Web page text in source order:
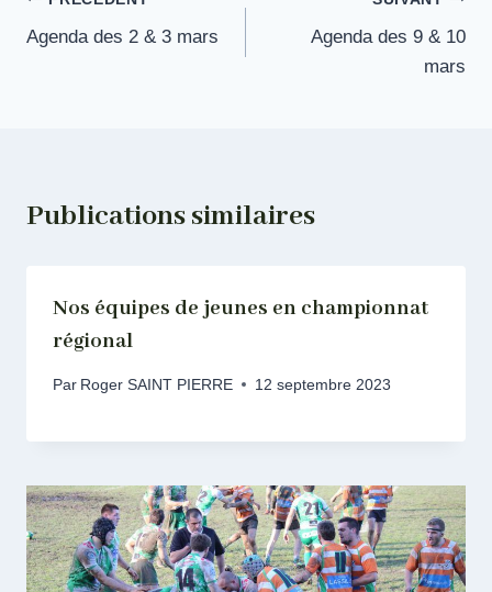
de
Agenda des 2 & 3 mars
Agenda des 9 & 10
mars
Publications similaires
Nos équipes de jeunes en championnat
régional
Par Roger SAINT PIERRE 12 septembre 2023